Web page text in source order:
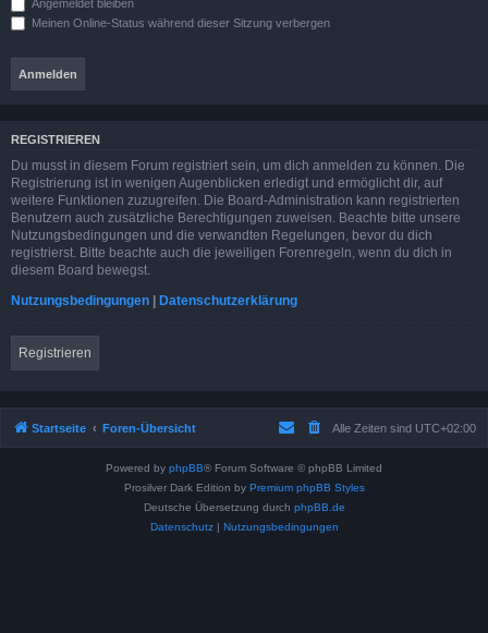
Angemeldet bleiben
Meinen Online-Status während dieser Sitzung verbergen
REGISTRIEREN
Du musst in diesem Forum registriert sein, um dich anmelden zu können. Die
Registrierung ist in wenigen Augenblicken erledigt und ermöglicht dir, auf
weitere Funktionen zuzugreifen. Die Board-Administration kann registrierten
Benutzern auch zusätzliche Berechtigungen zuweisen. Beachte bitte unsere
Nutzungsbedingungen und die verwandten Regelungen, bevor du dich
registrierst. Bitte beachte auch die jeweiligen Forenregeln, wenn du dich in
diesem Board bewegst.
Nutzungsbedingungen | Datenschutzerklärung
Registrieren
Startseite Foren-Übersicht Alle Zeiten sind UTC+02:00
Powered by phpBB® Forum Software © phpBB Limited
Prosilver Dark Edition by Premium phpBB Styles
Deutsche Übersetzung durch phpBB.de
Datenschutz| Nutzungsbedingungen